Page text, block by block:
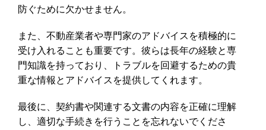
防ぐために欠かせません。
また、不動産業者や専門家のアドバイスを積極的に
受け入れることも重要です。彼らは長年の経験と専
門知識を持っており、トラブルを回避するための貴
重な情報とアドバイスを提供してくれます。
最後に、契約書や関連する文書の内容を正確に理解
し、適切な手続きを行うことを忘れないでくださ